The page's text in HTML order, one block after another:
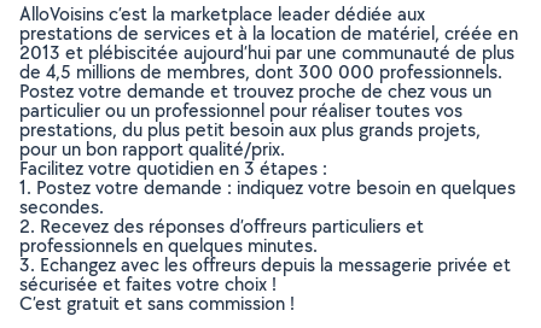
AlloVoisins c’est la marketplace leader dédiée aux
prestations de services et à la location de matériel, créée en
2013 et plébiscitée aujourd’hui par une communauté de plus
de 4,5 millions de membres, dont 300 000 professionnels.
Postez votre demande et trouvez proche de chez vous un
particulier ou un professionnel pour réaliser toutes vos
prestations, du plus petit besoin aux plus grands projets,
pour un bon rapport qualité/prix.
Facilitez votre quotidien en 3 étapes :
1. Postez votre demande : indiquez votre besoin en quelques
secondes.
2. Recevez des réponses d’offreurs particuliers et
professionnels en quelques minutes.
3. Echangez avec les offreurs depuis la messagerie privée et
sécurisée et faites votre choix !
C’est gratuit et sans commission !